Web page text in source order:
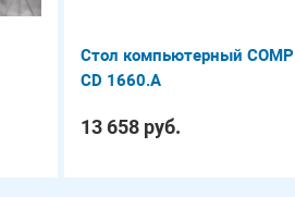
Стол компьютерный COMP
CD 1660.A
13 658 руб.